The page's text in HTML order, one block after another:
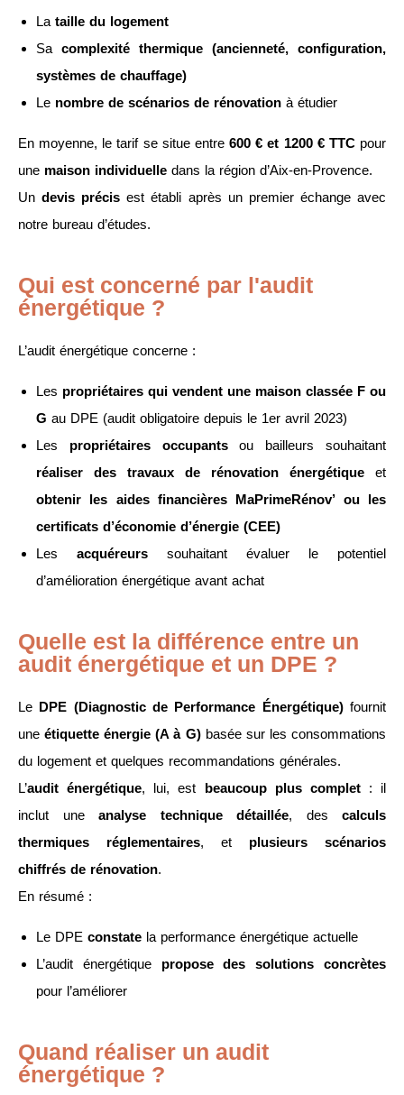
La taille du logement
Sa complexité thermique (ancienneté, configuration,
systèmes de chauffage)
Le nombre de scénarios de rénovation à étudier
En moyenne, le tarif se situe entre600 € et 1200 € TTCpour
une maison individuelle dans la région d’Aix-en-Provence.
Undevis précis est établi après un premier échange avec
notre bureau d’études.
Qui est concerné par l'audit
énergétique ?
L’audit énergétique concerne :
Les propriétaires qui vendent une maison classée F ou
G au DPE (audit obligatoire depuis le 1er avril 2023)
Les propriétaires occupantsou bailleurs souhaitant
réaliser des travaux de rénovation énergétique et
obtenir les aides financières MaPrimeRénov’ ou les
certificats d’économie d’énergie (CEE)
Les acquéreurs souhaitant évaluer le potentiel
d’amélioration énergétique avant achat
Quelle est la différence entre un
audit énergétique et un DPE ?
Le DPE (Diagnostic de Performance Énergétique)fournit
uneétiquette énergie (A à G)basée sur les consommations
du logement et quelques recommandations générales.
L’audit énergétique, lui, est beaucoup plus complet: il
inclut une analyse technique détaillée, des calculs
thermiques réglementaires, et plusieurs scénarios
chiffrés de rénovation.
En résumé :
Le DPE constate la performance énergétique actuelle
L’audit énergétique propose des solutions concrètes
pour l’améliorer
Quand réaliser un audit
énergétique ?